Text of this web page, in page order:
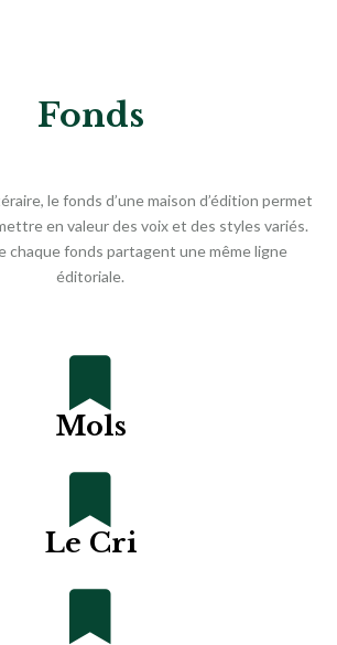
Fonds
le fonds d’une maison d’édition permet
en valeur des voix et des styles variés.
chaque fonds partagent une même ligne
éditoriale.
Mols
Le Cri